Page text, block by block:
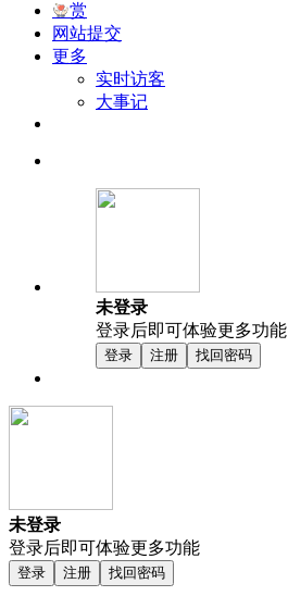
赏
网站提交
更多
实时访客
大事记
未登录
登录后即可体验更多功能
登录 注册 找回密码
未登录
登录后即可体验更多功能
登录 注册 找回密码